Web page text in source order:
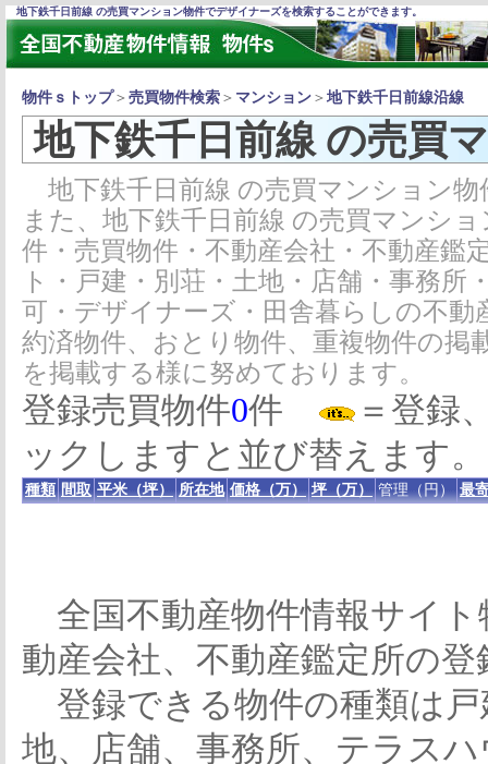
地下鉄千日前線 の売買マンション物件でデザイナーズを検索することができます。
物件ｓトップ＞ 売買物件検索 ＞ マンション ＞ 地下鉄千日前線沿線
地下鉄千日前線 の売買
地下鉄千日前線 の売買マンション
また、地下鉄千日前線 の売買マンシ
件・売買物件・不動産会社・不動産鑑
ト・戸建・別荘・土地・店舗・事務
可・デザイナーズ・田舎暮らしの不
約済物件、おとり物件、重複物件の
を掲載する様に努めております。
登録売買物件0件
＝登録
ックしますと並び替えます。
種類 間取 平米（坪） 所在地 価格（万） 坪（万） 管理（円） 最
全国不動産物件情報サイト
動産会社、不動産鑑定所の
登録できる物件の種類は
地、店舗、事務所、テラス